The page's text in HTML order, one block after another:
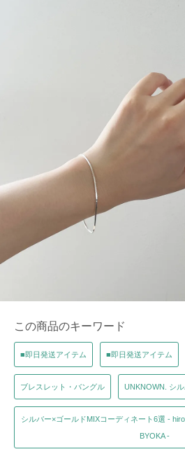
この商品のキーワード
■即日発送アイテム ■即日発送アイテム
ブレスレット・バングル UNKNOWN. シ
シルバー×ゴールドMIXコーディネート6選 -
BYOKA -